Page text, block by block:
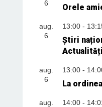
6
Orele
aug.
6
13:00-
Știri
aug.
6
13:00-
La
aug.
14:00-